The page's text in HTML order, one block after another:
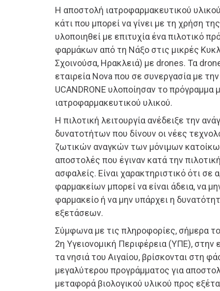
Η αποστολή ιατροφαρμακευτικού
κάτι που μπορεί να γίνει με τη χρήση
υλοποιηθεί με επιτυχία ένα πιλοτικό
φαρμάκων από τη Νάξο στις μικρές
Σχοινούσα, Ηρακλειά) με drones. Τα
εταιρεία Nova που σε συνεργασία με
UCANDRONE υλοποίησαν το πρόγραμμα
ιατροφαρμακευτικού υλικού.
Η πιλοτική λειτουργία ανέδειξε την
δυνατοτήτων που δίνουν οι νέες
ζωτικών αναγκών των μόνιμων
αποστολές που έγιναν κατά την
ασφαλείς. Είναι χαρακτηριστικό ότι
φαρμακείων μπορεί να είναι άδεια, να
φαρμακείο ή να μην υπάρχει η
εξετάσεων.
Σύμφωνα με τις πληροφορίες, σήμερα
2η Υγειονομική Περιφέρεια (ΥΠΕ), στην
τα νησιά του Αιγαίου, βρίσκονται στη
μεγαλύτερου προγράμματος για
μεταφορά βιολογικού υλικού προς